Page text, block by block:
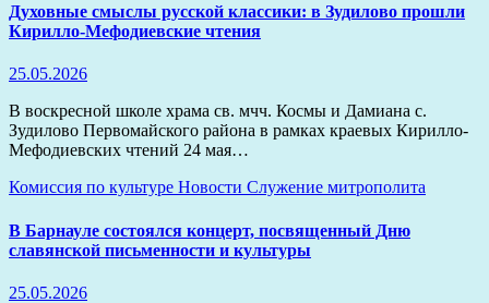
Духовные смыслы русской классики: в Зудилово прошли
Кирилло-Мефодиевские чтения
25.05.2026
В воскресной школе храма св. мчч. Космы и Дамиана с.
Зудилово Первомайского района в рамках краевых Кирилло-
Мефодиевских чтений 24 мая…
Комиссия по культуре Новости Служение митрополита
В Барнауле состоялся концерт, посвященный Дню
славянской письменности и культуры
25.05.2026